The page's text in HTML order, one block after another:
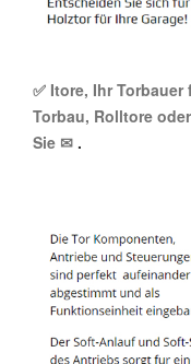
✅ Itore, Ihr
Torbau, Rolltore
Sie ✉ .